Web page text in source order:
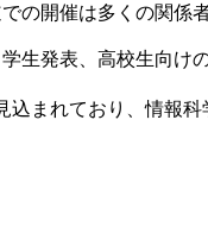
開催は多くの関係
生発表、高校生向
まれており、情報